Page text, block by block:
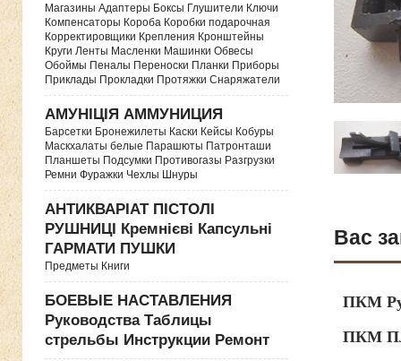
Магазины Адаптеры Боксы Глушители Ключи
Компенсаторы Короба Коробки подарочная
Корректировщики Крепления Кронштейны
Круги Ленты Масленки Машинки Обвесы
Обоймы Пеналы Переноски Планки Приборы
Приклады Прокладки Протяжки Снаряжатели
АМУНІЦІЯ АММУНИЦИЯ
Барсетки Бронежилеты Каски Кейсы Кобуры
Маскхалаты белые Парашюты Патронташи
Планшеты Подсумки Противогазы Разгрузки
Ремни Фуражки Чехлы Шнуры
АНТИКВАРІАТ ПІСТОЛІ
РУШНИЦІ Кремнієві Капсульні
ГАРМАТИ ПУШКИ
Предметы Книги
БОЕВЫЕ НАСТАВЛЕНИЯ
Руководства Таблицы
стрельбы Инструкции Ремонт
Вас
ПКМ
ПКМ